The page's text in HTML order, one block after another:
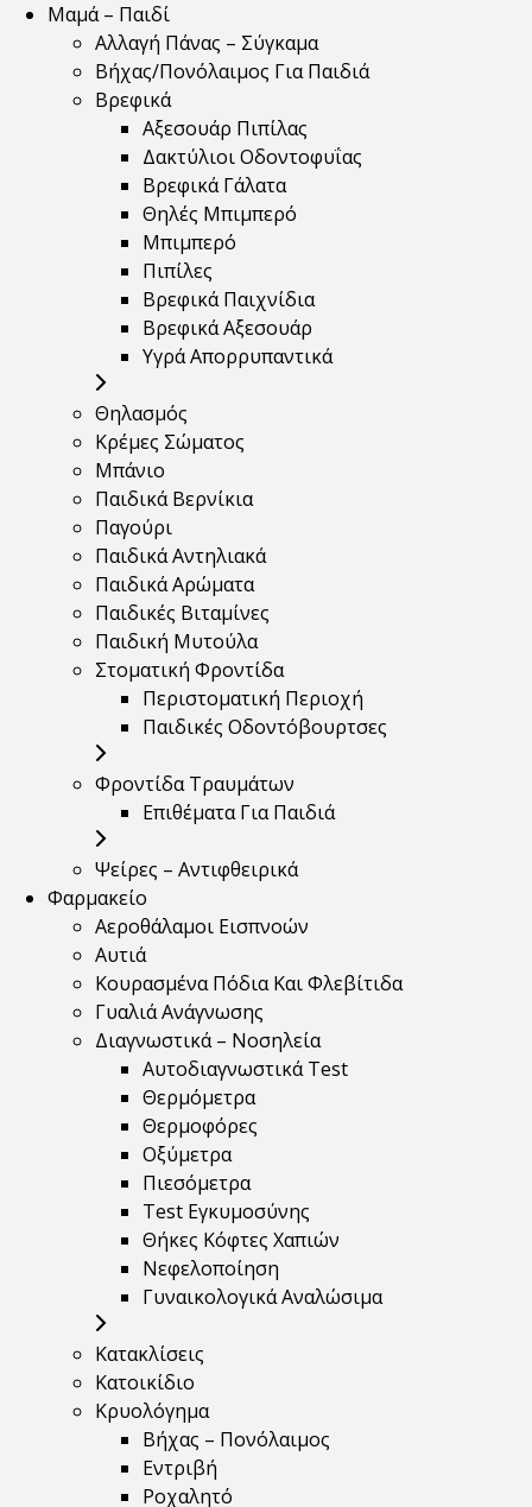
Μαμά – Παιδί
Αλλαγή Πάνας – Σύγκαμα
Βήχας/Πονόλαιμος Για Παιδιά
Βρεφικά
Αξεσουάρ Πιπίλας
Δακτύλιοι Οδοντοφυΐας
Βρεφικά Γάλατα
Θηλές Μπιμπερό
Μπιμπερό
Πιπίλες
Βρεφικά Παιχνίδια
Βρεφικά Αξεσουάρ
Υγρά Απορρυπαντικά
Θηλασμός
Κρέμες Σώματος
Μπάνιο
Παιδικά Βερνίκια
Παγούρι
Παιδικά Αντηλιακά
Παιδικά Αρώματα
Παιδικές Βιταμίνες
Παιδική Μυτούλα
Στοματική Φροντίδα
Περιστοματική Περιοχή
Παιδικές Οδοντόβουρτσες
Φροντίδα Τραυμάτων
Επιθέματα Για Παιδιά
Ψείρες – Αντιφθειρικά
Φαρμακείο
Αεροθάλαμοι Εισπνοών
Αυτιά
Κουρασμένα Πόδια Και Φλεβίτιδα
Γυαλιά Ανάγνωσης
Διαγνωστικά – Νοσηλεία
Αυτοδιαγνωστικά Test
Θερμόμετρα
Θερμοφόρες
Οξύμετρα
Πιεσόμετρα
Test Εγκυμοσύνης
Θήκες Κόφτες Χαπιών
Νεφελοποίηση
Γυναικολογικά Αναλώσιμα
Κατακλίσεις
Κατοικίδιο
Κρυολόγημα
Βήχας – Πονόλαιμος
Εντριβή
Ροχαλητό